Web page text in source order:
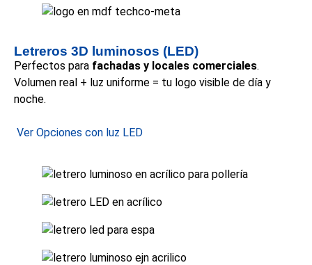
Letreros 3D luminosos (LED)
Perfectos para fachadas y locales comerciales.
Volumen real + luz uniforme = tu logo visible de día y
noche.
Ver Opciones con luz LED